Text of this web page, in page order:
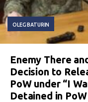
OLEG BATURIN
Enemy There
Decision to
PoW under “I
Detained in